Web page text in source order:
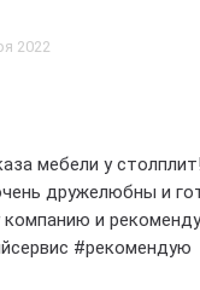
2022
мебели у
дружелюбны и
и
#рекомендую